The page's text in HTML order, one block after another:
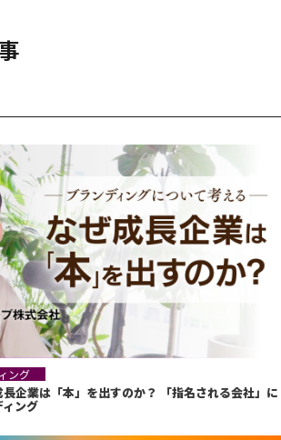
ング
企業は「本」を出すのか？ 「指名される会社」に
ング